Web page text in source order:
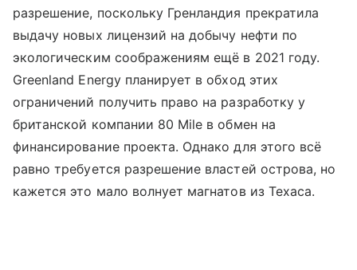
разрешение, поскольку Гренландия прекратила
выдачу новых лицензий на добычу нефти по
экологическим соображениям ещё в 2021 году.
Greenland Energy планирует в обход этих
ограничений получить право на разработку у
британской компании 80 Mile в обмен на
финансирование проекта. Однако для этого всё
равно требуется разрешение властей острова, но
кажется это мало волнует магнатов из Техаса.